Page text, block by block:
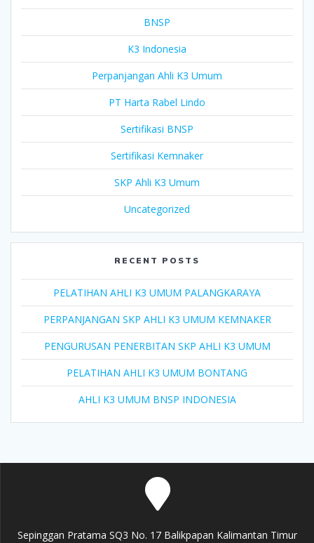
BNSP
K3 Indonesia
Perpanjangan Ahli K3 Umum
PT Harta Rabel Lindo
Sertifikasi BNSP
Sertifikasi Kemnaker
SKP Ahli K3 Umum
Uncategorized
RECENT POSTS
PELATIHAN AHLI K3 UMUM PALANGKARAYA
PERPANJANGAN SKP AHLI K3 UMUM KEMNAKER
PENGURUSAN PENERBITAN SKP AHLI K3 UMUM
PELATIHAN AHLI K3 UMUM BONTANG
AHLI K3 UMUM BNSP INDONESIA
Sepinggan Pratama SQ3 No. 17 Balikpapan Kalimantan Timur